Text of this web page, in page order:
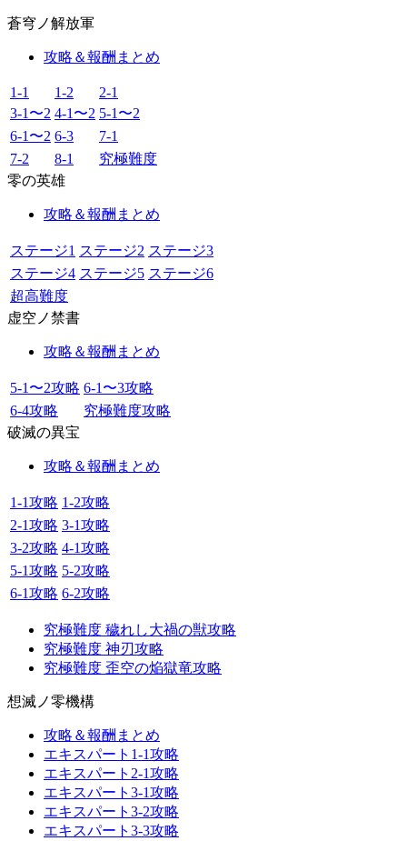
蒼穹ノ解放軍
攻略＆報酬まとめ
1-1 1-2
2-1
3-1〜2 4-1〜2 5-1〜2
6-1〜2 6-3
7-1
7-2
8-1
究極難度
零の英雄
攻略＆報酬まとめ
ステージ1 ステージ2 ステージ3
ステージ4 ステージ5 ステージ6
超高難度
虚空ノ禁書
攻略＆報酬まとめ
5-1〜2攻略 6-1〜3攻略
6-4攻略
究極難度攻略
破滅の異宝
攻略＆報酬まとめ
1-1攻略 1-2攻略
2-1攻略 3-1攻略
3-2攻略 4-1攻略
5-1攻略 5-2攻略
6-1攻略 6-2攻略
究極難度 穢れし大禍の獣攻略
究極難度 神刃攻略
究極難度 歪空の焔獄竜攻略
想滅ノ零機構
攻略＆報酬まとめ
エキスパート1-1攻略
エキスパート2-1攻略
エキスパート3-1攻略
エキスパート3-2攻略
エキスパート3-3攻略